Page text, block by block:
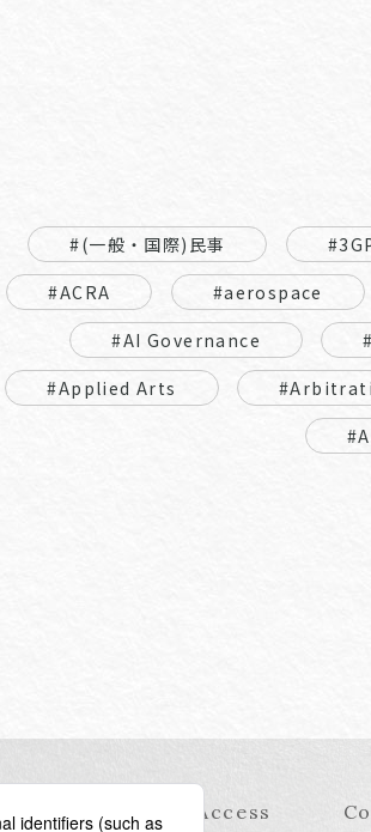
#(一般・国際)民事
#ACRA
#aerospace
#AI Governance
#Applied Arts
Information Access